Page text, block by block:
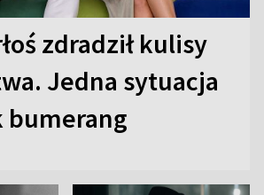
zdradził kulisy
Jedna sytuacja
bumerang